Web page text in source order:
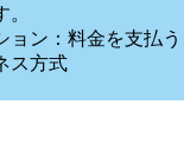
ン：料金を支払
ス方式